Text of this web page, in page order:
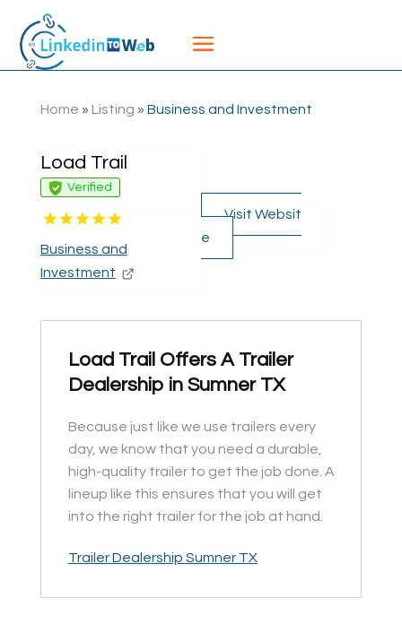
Home » Listing » Business and Investment
Load Trail
Verified
Business and
Investment
Visit Websit
e
Load Trail Offers A Trailer
Dealership in Sumner TX
Because just like we use trailers every
day, we know that you need a durable,
high-quality trailer to get the job done. A
lineup like this ensures that you will get
into the right trailer for the job at hand.
Trailer Dealership Sumner TX